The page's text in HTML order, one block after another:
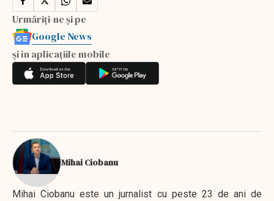
Urmăriți-ne și pe
Google News
și în aplicațiile mobile
Mihai Ciobanu
Mihai Ciobanu este un jurnalist cu peste 23 de ani de